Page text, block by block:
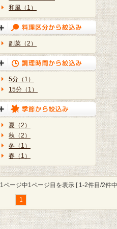
和風（1）
副菜（2）
5分（1）
15分（1）
夏（2）
秋（2）
冬（1）
春（1）
1ページ中1ページ目を表示 [ 1-2件目/2件
1